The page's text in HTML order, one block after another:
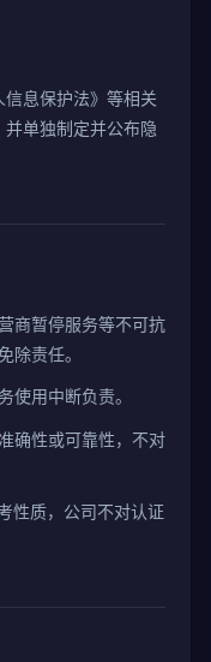
息保护法》等相关
单独制定并公布隐
商暂停服务等不可抗
除责任。
使用中断负责。
确性或可靠性，不对
性质，公司不对认证